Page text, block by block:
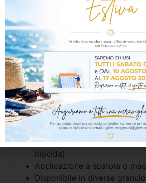
e funghi, contribuendo a
l’aspetto delle facciate
climatiche difficili. È applicabile
macchina su supporti
Caratteristiche
Rivestimento acrilico
Finitura a spessore tipo
Ottima resistenza agli agenti
Idrorepellente e traspirante
Elevata elasticità e adesione
Resistente a alghe e
biocida)
Applicazione a spatola o
Disponibile in diverse